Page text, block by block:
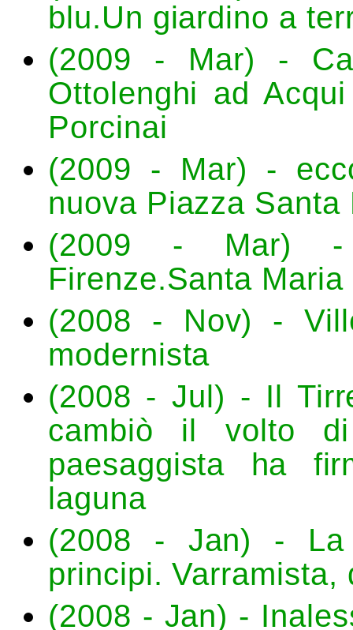
blu.Un giardino a
(2009 - Mar) -
Ottolenghi ad
Porcinai
(2009 - Mar) -
nuova Piazza Santa
(2009 - Mar) -
Firenze.Santa
(2008 - Nov) -
modernista
(2008 - Jul) - Il
cambiò il volto
paesaggista ha
laguna
(2008 - Jan) -
principi.
(2008 - Jan) -